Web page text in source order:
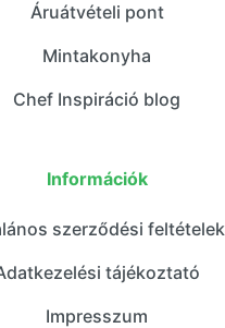
Áruátvételi pont
Mintakonyha
Chef Inspiráció blog
Információk
szerződési feltételek
tájékoztató
Impresszum